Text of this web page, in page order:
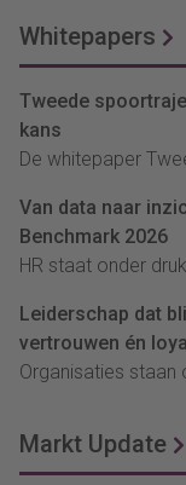
Whitepapers
Tweede
kans
De whitepaper
Van data naar
Benchmark 2026
HR staat onder
Leiderschap dat
vertrouwen én
Organisaties staan
Markt Update